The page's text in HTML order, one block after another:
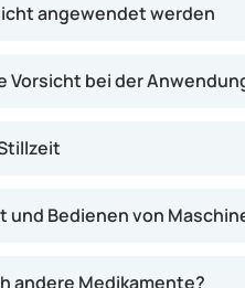
angewendet werden
Vorsicht bei der
Bedienen von
andere Medikamente?